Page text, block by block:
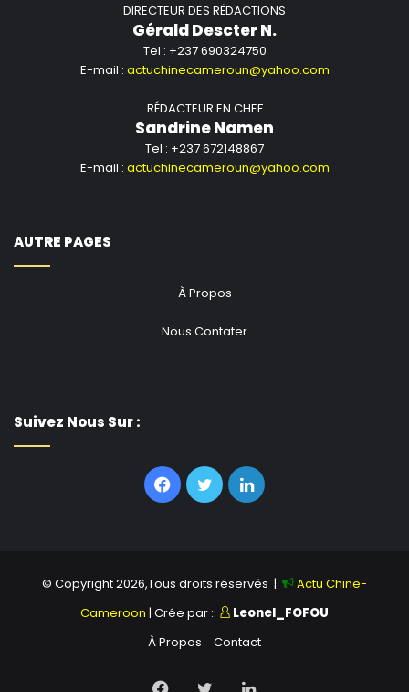
DIRECTEUR DES RÉDACTIONS
Gérald Descter N.
Tel : +237 690324750
E-mail : actuchinecameroun@yahoo.com
RÉDACTEUR EN CHEF
Sandrine Namen
Tel : +237 672148867
E-mail : actuchinecameroun@yahoo.com
AUTRE PAGES
À Propos
Nous Contater
Suivez Nous Sur :
Facebook
TwitterLinkedin
© Copyright 2026,Tous droits réservés |
Actu Chine-
Cameroon | Crée par ::
Leonel_FOFOU
À Propos
Contact